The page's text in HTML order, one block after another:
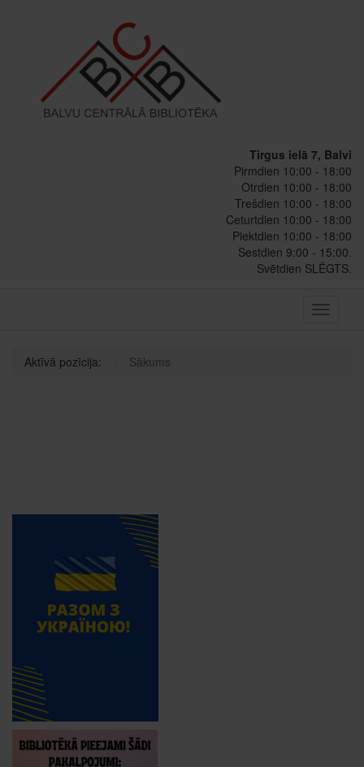
Tirgus ielā 7, Balvi
Pirmdien 10:00 - 18:00
Otrdien 10:00 - 18:00
Trešdien 10:00 - 18:00
Ceturtdien 10:00 - 18:00
Piektdien 10:00 - 18:00
Sestdien 9:00 - 15:00.
Svētdien SLĒGTS.
Toggle
Aktīvā pozīcija: Sākums